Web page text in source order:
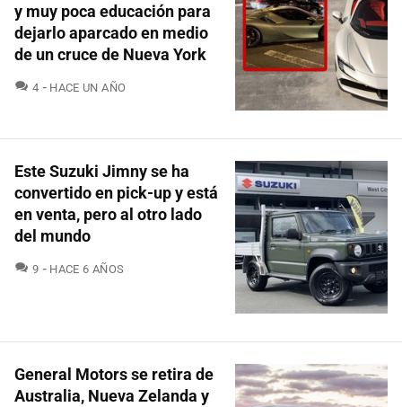
y muy poca educación para
dejarlo aparcado en medio
de un cruce de Nueva York
4 COMENTARIOS
HACE UN AÑO
Este Suzuki Jimny se ha
convertido en pick-up y está
en venta, pero al otro lado
del mundo
9 COMENTARIOS
HACE 6 AÑOS
General Motors se retira de
Australia, Nueva Zelanda y